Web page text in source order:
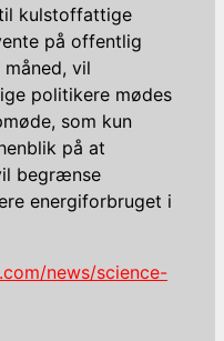
kulstoffattige
på offentlig
vil
politikere mødes
som kun
på at
begrænse
energiforbruget i
news/science-